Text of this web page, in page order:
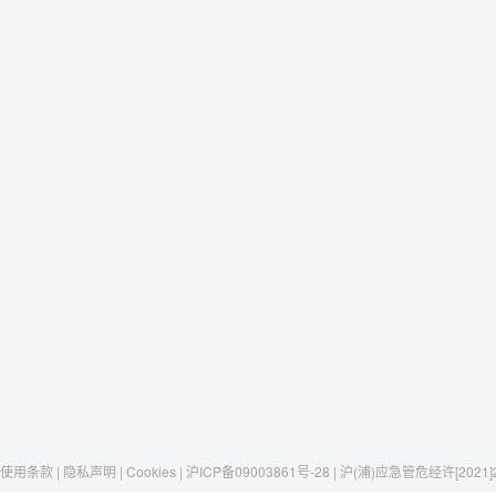
使用条款 | 隐私声明 | Cookies | 沪ICP备09003861号-28 | 沪(浦)应急管危经许